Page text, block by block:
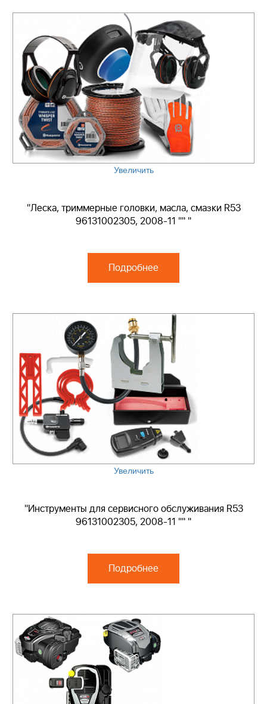
Увеличить
"Леска, триммерные головки, масла, смазки R53
96131002305, 2008-11 "" "
Подробнее
Увеличить
"Инструменты для сервисного обслуживания R53
96131002305, 2008-11 "" "
Подробнее